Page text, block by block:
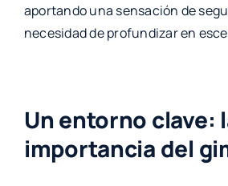
aportando una sensación de
necesidad de profundizar en
Un entorno clave:
importancia del